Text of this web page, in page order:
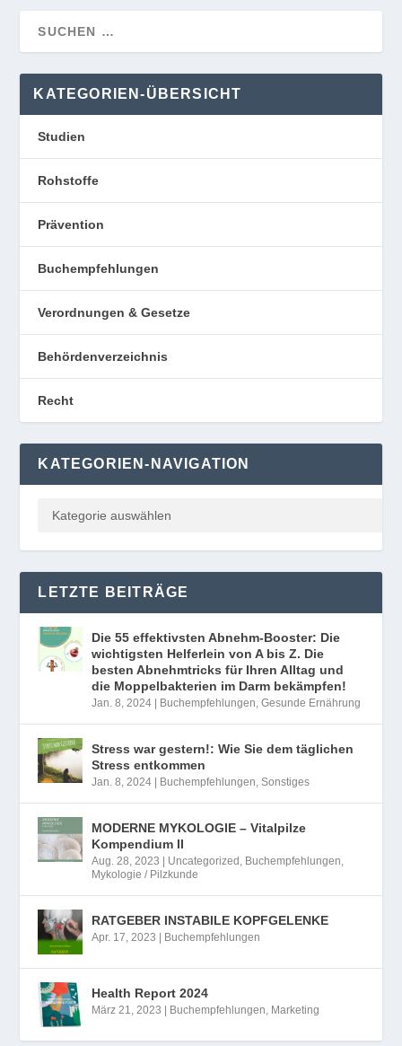
KATEGORIEN-ÜBERSICHT
Studien
Rohstoffe
Prävention
Buchempfehlungen
Verordnungen & Gesetze
Behördenverzeichnis
Recht
KATEGORIEN-NAVIGATION
LETZTE BEITRÄGE
Die 55 effektivsten Abnehm-Booster: Die
wichtigsten Helferlein von A bis Z. Die
besten Abnehmtricks für Ihren Alltag und
die Moppelbakterien im Darm bekämpfen!
Jan. 8, 2024 Buchempfehlungen,Gesunde Ernährung
Stress war gestern!: Wie Sie dem täglichen
Stress entkommen
Jan. 8, 2024 Buchempfehlungen,Sonstiges
MODERNE MYKOLOGIE – Vitalpilze
Kompendium II
Aug. 28, 2023 Uncategorized , Buchempfehlungen,
Mykologie / Pilzkunde
RATGEBER INSTABILE KOPFGELENKE
Apr. 17, 2023 Buchempfehlungen
Health Report 2024
März 21, 2023 Buchempfehlungen, Marketing